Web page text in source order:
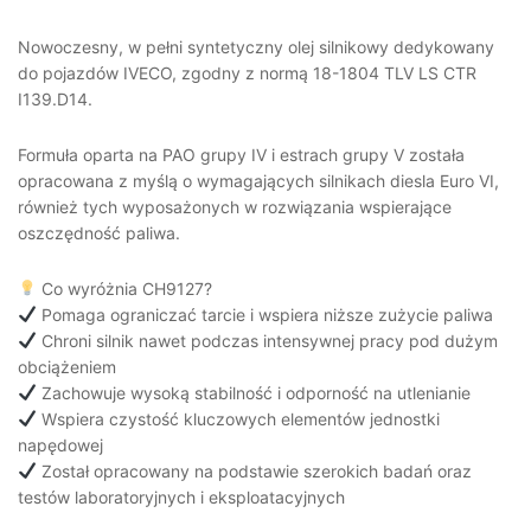
Nowoczesny, w pełni syntetyczny olej silnikowy dedykowany
do pojazdów IVECO, zgodny z normą 18-1804 TLV LS CTR
I139.D14.
Formuła oparta na PAO grupy IV i estrach grupy V została
opracowana z myślą o wymagających silnikach diesla Euro VI,
również tych wyposażonych w rozwiązania wspierające
oszczędność paliwa.
Co wyróżnia CH9127?
Pomaga ograniczać tarcie i wspiera niższe zużycie paliwa
Chroni silnik nawet podczas intensywnej pracy pod dużym
obciążeniem
Zachowuje wysoką stabilność i odporność na utlenianie
Wspiera czystość kluczowych elementów jednostki
napędowej
Został opracowany na podstawie szerokich badań oraz
testów laboratoryjnych i eksploatacyjnych